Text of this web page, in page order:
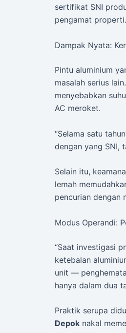
sertifikat SNI
pengamat properti.
Dampak Nyata:
Pintu aluminium
masalah serius
menyebabkan
AC meroket.
“Selama satu
dengan yang SNI,
Selain itu,
lemah
pencurian dengan
Modus Operandi:
“Saat investigasi
ketebalan
unit —
hanya dalam dua
Praktik serupa
Depok nakal